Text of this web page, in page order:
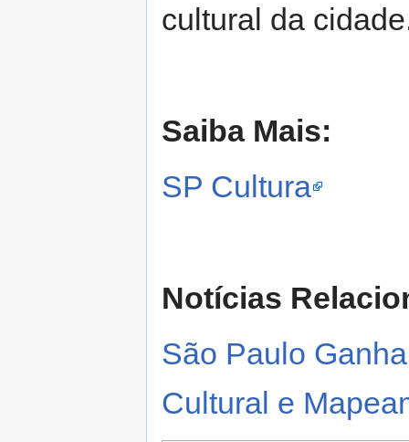
cultural da
Saiba Mais:
SP Cultura
Notícias
São Paulo
Cultural e